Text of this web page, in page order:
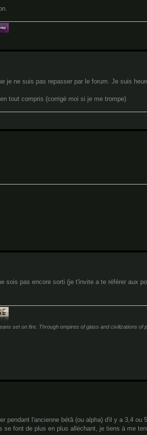
je ne suis pas repasser par le forum. Je suis
tout compris (corrigé moi si je me trompe)
sois pas encore sorti (je t'invite a te référer aux
set on fire. Through empires of glass and civilizations
pendant l'ancienne bétâ (ou alpha) d'il y a 3,4 ou 5
font de plus en plus alléchant, je tiens à me